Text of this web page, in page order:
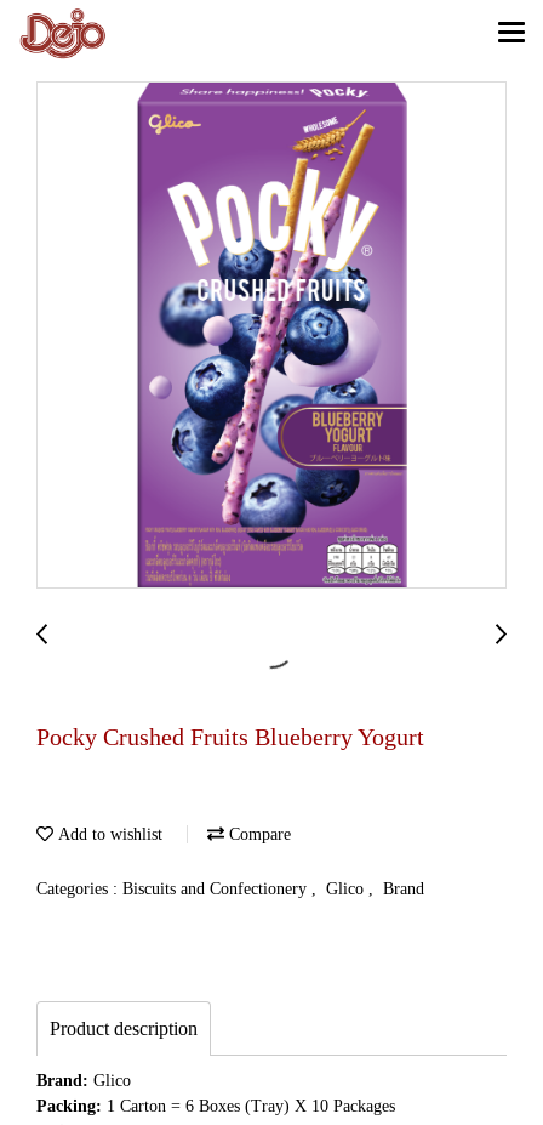
Pocky Crushed Fruits Blueberry Yogurt
Add to wishlist Compare
Categories : Biscuits and Confectionery , Glico , Brand
Product description
Brand: Glico
Packing: 1 Carton = 6 Boxes (Tray) X 10 Packages